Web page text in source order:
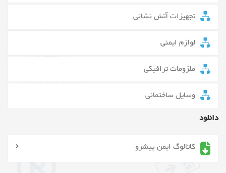
تجهیزات آتش نشانی
لوازم ایمنی
ملزومات ترافیکی
وسایل ساختمانی
دانلود
کاتالوگ ایمن پیشرو